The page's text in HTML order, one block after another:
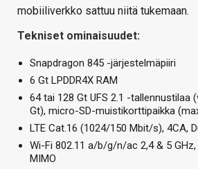
mobiiliverkko sattuu niitä tukemaan.
Tekniset ominaisuudet:
Snapdragon 845 -järjestelmäpiiri
6 Gt LPDDR4X RAM
64 tai 128 Gt UFS 2.1 -tallennustilaa
Gt), micro-SD-muistikorttipaikka
LTE Cat.16 (1024/150 Mbit/s), 4CA,
Wi-Fi 802.11 a/b/g/n/ac 2,4 & 5 GHz,
MIMO